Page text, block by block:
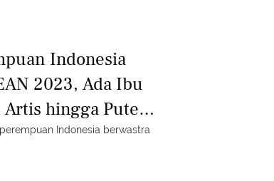
Indonesia
2023, Ada Ibu
Artis hingga Puteri
Indonesia berwastra